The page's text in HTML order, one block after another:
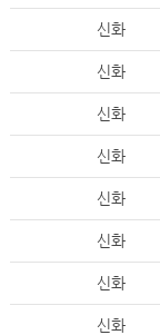
신화
신화
신화
신화
신화
신화
신화
신화